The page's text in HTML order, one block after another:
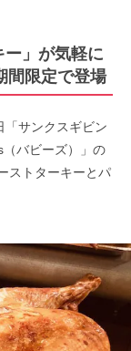
」が気軽に
間限定で登場
「サンクスギビン
（バビーズ）」の
ストターキーとパ